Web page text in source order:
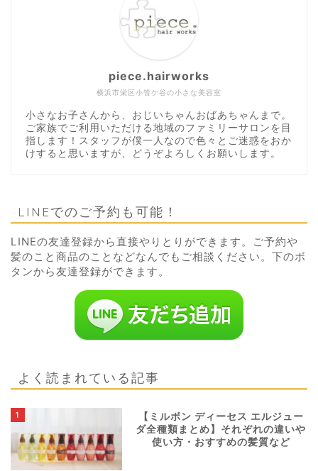
横浜市栄区小管ケ谷の小さな美容室
piece.hairworks
小さなお子さんから、おじいちゃんおばあちゃんまで。
ご家族でご利用いただける地域のファミリーサロンを目
指します！スタッフが僕一人なので色々とご迷惑をおか
けすると思いますが、どうぞよろしくお願いします。
LINEでのご予約も可能！
LINEの友達登録から直接やりとりができます。ご予約や
髪のこと商品のことなどなんでもご相談ください。下のボ
タンから友達登録ができます。
よく読まれている記事
1
【ミルボン ディーセス エルジュー
ダ全種類まとめ】それぞれの違いや
使い方・おすすめの髪質など